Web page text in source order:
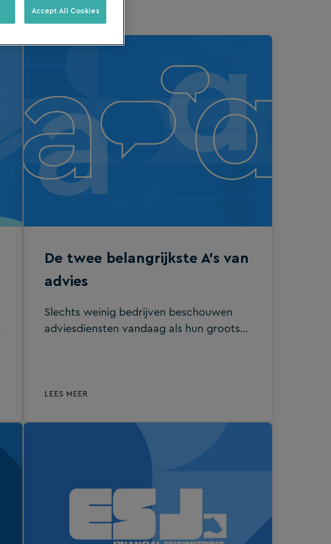
De twee belangrijkste A’s van
advies
Slechts weinig bedrijven beschouwen
adviesdiensten vandaag als hun grootste
LEES MEER
Accept All Cookies